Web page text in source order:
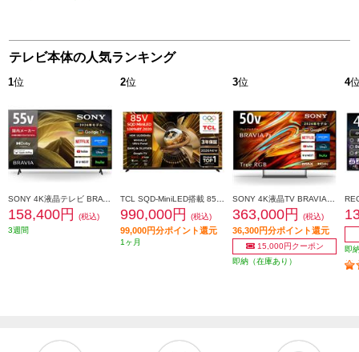
テレビ本体の人気ランキング
1位
158,400円
(税込)
3週間
2位
990,000円 (税込)
99,000円分ポイント還元
1ヶ月
3位
363,000円 (税込)
36,300円分ポイント還元
15,000円クーポン
即納（在庫あり）
4
即